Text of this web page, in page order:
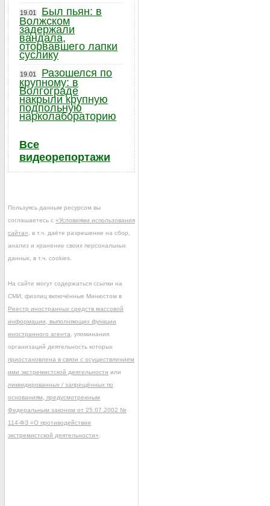
19.01
Был пьян: в
Волжском
задержали
вандала,
оторвавшего лапки
суслику
19.01
Разошелся по
крупному: в
Волгограде
накрыли крупную
подпольную
нарколабораторию
Все
видеорепортажи
Пользуясь данным ресурсом вы
соглашаетесь с «Условиями использования
сайта» , в т.ч. даёте разрешение на сбор,
анализ и хранение своих персональных
данных, в т.ч. cookies.
На сайте могут содержаться ссылки на
СМИ, физлиц включённые Минюстом в
Реестр иностранных средств массовой
информации, выполняющих функции
иностранного агента , упоминания
организаций деятельность которых
приостановлена в связи с осуществлением
ими экстремистской деятельности или
ликвидированных / запрещённых по
основаниям, предусмотренным
Федеральным законом от 25.07.2002 №
114-ФЗ «О противодействии
экстремистской деятельности»